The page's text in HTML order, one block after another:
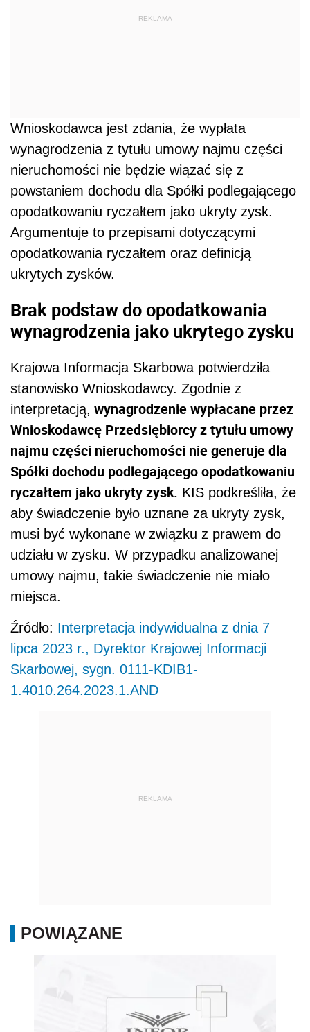
REKLAMA
Wnioskodawca jest zdania, że wypłata
wynagrodzenia z tytułu umowy najmu części
nieruchomości nie będzie wiązać się z
powstaniem dochodu dla Spółki podlegającego
opodatkowaniu ryczałtem jako ukryty zysk.
Argumentuje to przepisami dotyczącymi
opodatkowania ryczałtem oraz definicją
ukrytych zysków.
Brak podstaw do opodatkowania
wynagrodzenia jako ukrytego zysku
Krajowa Informacja Skarbowa potwierdziła
stanowisko Wnioskodawcy. Zgodnie z
interpretacją, wynagrodzenie wypłacane przez
Wnioskodawcę Przedsiębiorcy z tytułu umowy
najmu części nieruchomości nie generuje dla
Spółki dochodu podlegającego opodatkowaniu
ryczałtem jako ukryty zysk. KIS podkreśliła, że
aby świadczenie było uznane za ukryty zysk,
musi być wykonane w związku z prawem do
udziału w zysku. W przypadku analizowanej
umowy najmu, takie świadczenie nie miało
miejsca.
Źródło: Interpretacja indywidualna z dnia 7
lipca 2023 r., Dyrektor Krajowej Informacji
Skarbowej, sygn. 0111-KDIB1-
1.4010.264.2023.1.AND
REKLAMA
POWIĄZANE